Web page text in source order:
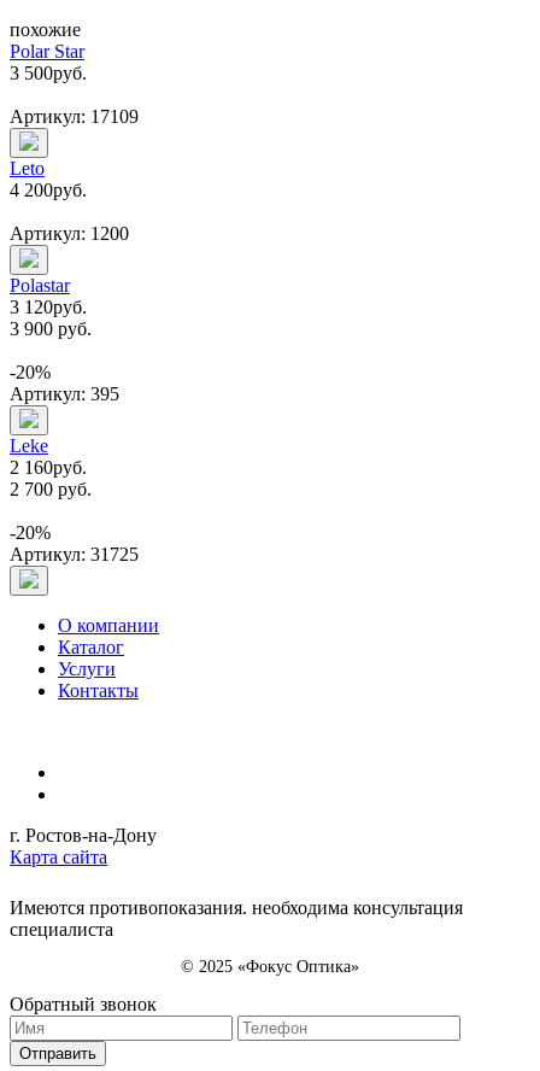
похожие
Polar Star
3 500руб.
Артикул: 17109
Leto
4 200руб.
Артикул: 1200
Polastar
3 120руб.
3 900 руб.
-20%
Артикул: 395
Leke
2 160руб.
2 700 руб.
-20%
Артикул: 31725
О компании
Каталог
Услуги
Контакты
г. Ростов-на-Дону
Карта сайта
Имеются противопоказания. необходима консультация
специалиста
© 2025 «Фокус Оптика»
Обратный звонок
Отправить